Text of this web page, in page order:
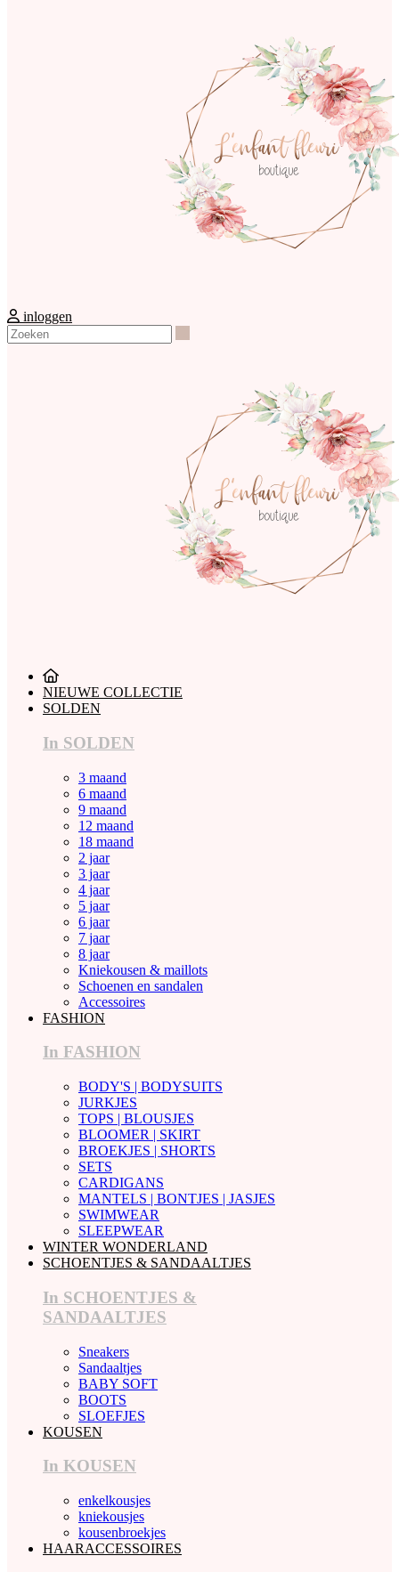
inloggen
NIEUWE COLLECTIE
SOLDEN
In SOLDEN
3 maand
6 maand
9 maand
12 maand
18 maand
2 jaar
3 jaar
4 jaar
5 jaar
6 jaar
7 jaar
8 jaar
Kniekousen & maillots
Schoenen en sandalen
Accessoires
FASHION
In FASHION
BODY'S | BODYSUITS
JURKJES
TOPS | BLOUSJES
BLOOMER | SKIRT
BROEKJES | SHORTS
SETS
CARDIGANS
MANTELS | BONTJES | JASJES
SWIMWEAR
SLEEPWEAR
WINTER WONDERLAND
SCHOENTJES & SANDAALTJES
In SCHOENTJES &
SANDAALTJES
Sneakers
Sandaaltjes
BABY SOFT
BOOTS
SLOEFJES
KOUSEN
In KOUSEN
enkelkousjes
kniekousjes
kousenbroekjes
HAARACCESSOIRES